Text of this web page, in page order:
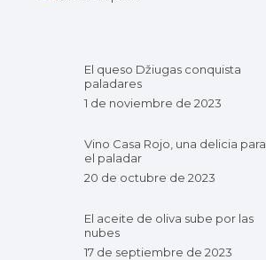
El queso Džiugas conquista
paladares
1 de noviembre de 2023
Vino Casa Rojo, una delicia para
el paladar
20 de octubre de 2023
El aceite de oliva sube por las
nubes
17 de septiembre de 2023